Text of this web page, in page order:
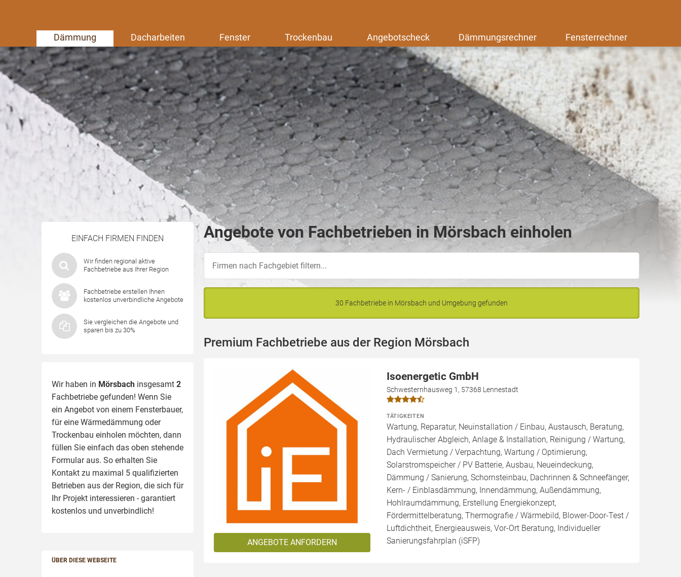
Dämmung Dacharbeiten Fenster Trockenbau Angebotscheck Dämmungsrechner Fensterrechner
EINFACH FIRMEN FINDEN
Wir finden regional aktive
Fachbetriebe aus Ihrer Region
Fachbetriebe erstellen Ihnen
kostenlos unverbindliche Angebote
Sie vergleichen die Angebote und
sparen bis zu 30%
Wir haben in Mörsbach insgesamt 2
Fachbetriebe gefunden! Wenn Sie
ein Angebot von einem Fensterbauer,
für eine Wärmedämmung oder
Trockenbau einholen möchten, dann
füllen Sie einfach das oben stehende
Formular aus. So erhalten Sie
Kontakt zu maximal 5 qualifizierten
Betrieben aus der Region, die sich für
Ihr Projekt interessieren - garantiert
kostenlos und unverbindlich!
ÜBER DIESE WEBSEITE
Angebote von Fachbetrieben in Mörsbach einholen
30 Fachbetriebe in Mörsbach und Umgebung gefunden
Premium Fachbetriebe aus der Region Mörsbach
ANGEBOTE ANFORDERN
Isoenergetic GmbH
Schwesternhausweg 1, 57368 Lennestadt
TÄTIGKEITEN
Wartung, Reparatur, Neuinstallation / Einbau, Austausch, Beratung,
Hydraulischer Abgleich, Anlage & Installation, Reinigung / Wartung,
Dach Vermietung / Verpachtung, Wartung / Optimierung,
Solarstromspeicher / PV Batterie, Ausbau, Neueindeckung,
Dämmung / Sanierung, Schornsteinbau, Dachrinnen & Schneefänger,
Kern- / Einblasdämmung, Innendämmung, Außendämmung,
Hohlraumdämmung, Erstellung Energiekonzept,
Fördermittelberatung, Thermografie / Wärmebild, Blower-Door-Test /
Luftdichtheit, Energieausweis, Vor-Ort Beratung, Individueller
Sanierungsfahrplan (iSFP)